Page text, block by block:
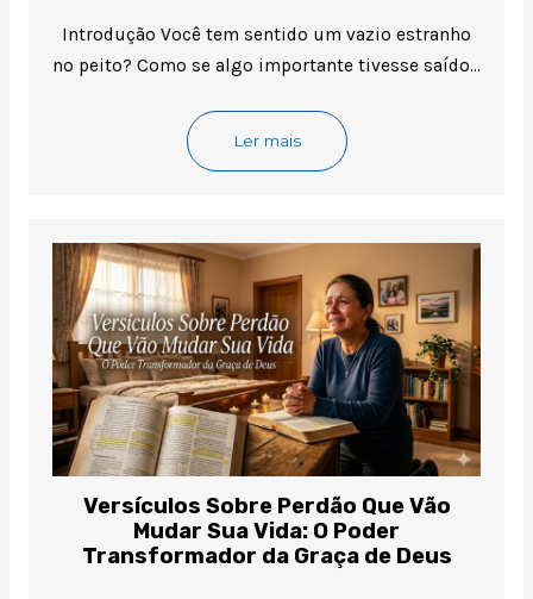
Introdução Você tem sentido um vazio estranho
no peito? Como se algo importante tivesse saído…
Ler mais
Versículos Sobre Perdão Que Vão
Mudar Sua Vida: O Poder
Transformador da Graça de Deus